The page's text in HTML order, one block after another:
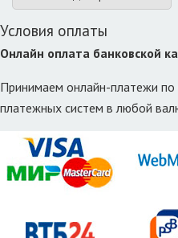
Условия оплаты
Онлайн оплата банковской
Принимаем онлайн-платежи
платежных систем в любой